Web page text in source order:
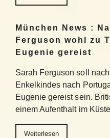
München News :
Ferguson wohl zu
Eugenie gereist
Sarah Ferguson soll
Enkelkindes nach
Eugenie gereist sein.
einem Aufenthalt im
Weiterlesen